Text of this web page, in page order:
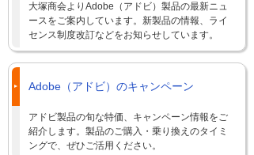
大塚商会よりAdobe（アドビ）製品の最新ニュ
ースをご案内しています。新製品の情報、ライ
センス制度改訂などをお知らせしています。
Adobe（アドビ）のキャンペーン
アドビ製品の旬な特価、キャンペーン情報をご
紹介します。製品のご購入・乗り換えのタイミ
ングで、ぜひご活用ください。